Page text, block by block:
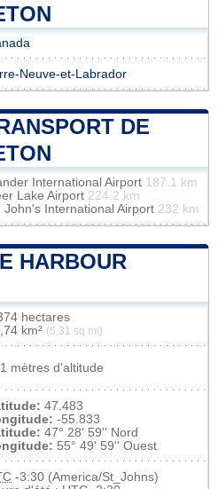
Neuve-et-Labrador
DE
International Airport 187.1 km
Lake Airport 224.2 km
John's International Airport 232 km
HARBOUR
hectares
km² (5,31 sq mi)
mètres d'altitude
47.483
-55.833
47° 28' 59'' Nord
55° 49' 59'' Ouest
-3:30 (America/St_Johns)